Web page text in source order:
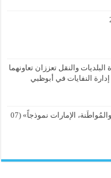
البلديات والنقل تعززان تعاونهما
النفايات في أبوظبي
فصول من كتاب «الوطنيّة والمُواطَنة، الإمارات نموذجاً» (07